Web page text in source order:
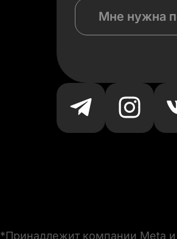
Мне нужна
*Принадлежит компании Meta